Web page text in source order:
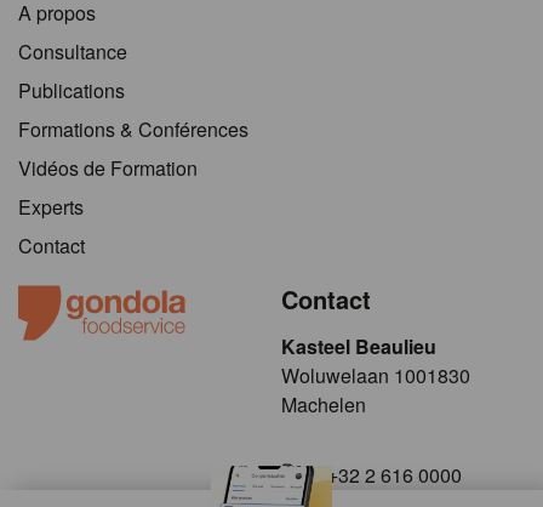
A propos
Consultance
Publications
Formations & Conférences
Vidéos de Formation
Experts
Contact
Contact
Kasteel Beaulieu
​​​Woluwelaan 1001830
Machelen
+32 2 616 0000